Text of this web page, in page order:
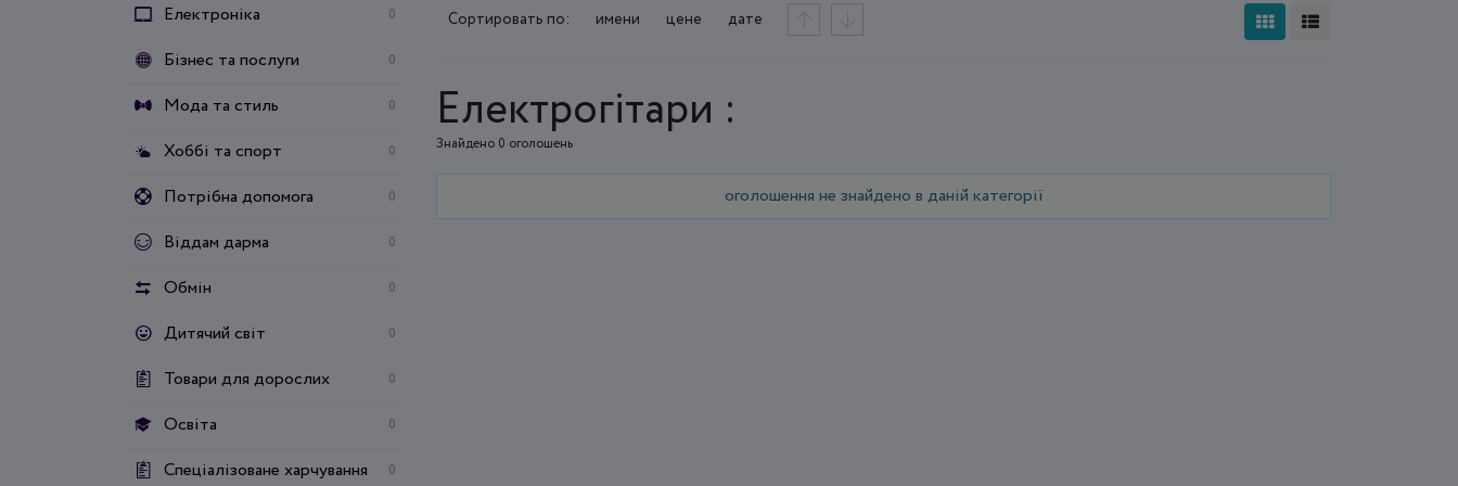
Електроніка 0
Бізнес та послуги 0
Мода та стиль 0
Хоббі та спорт 0
Потрібна допомога 0
Віддам дарма 0
Обмін 0
Дитячий світ 0
Товари для дорослих 0
Освіта 0
Спеціалізоване харчування 0
Сортировать по: имени цене дате
Електрогітари :
Знайдено 0 оголошень
оголошення не знайдено в даній категорії